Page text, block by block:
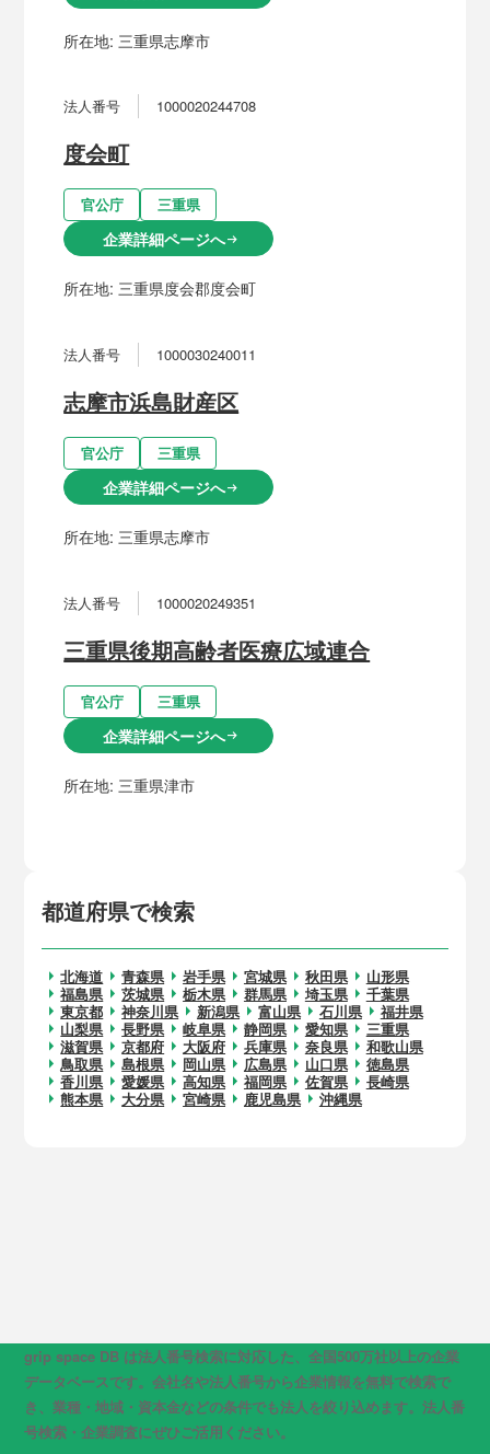
都道府県で検索
北海道 青森県 岩手県 宮城県 秋田県
山形県
福島県
茨城県 栃木県 群馬県 埼玉県
千葉県
東京都
神奈川県 新潟県 富山県 石川県
福井県
山梨県
長野県 岐阜県 静岡県 愛知県
三重県
滋賀県
京都府 大阪府 兵庫県 奈良県
和歌山県
鳥取県
島根県 岡山県 広島県 山口県
徳島県
香川県
愛媛県 高知県 福岡県 佐賀県
長崎県
熊本県
大分県 宮崎県 鹿児島県 沖縄県
所在地: 三重県志摩市
法人番号 1000020244708
度会町
官公庁 三重県
企業詳細ページへarrow_right_alt
所在地:三重県度会郡度会町
法人番号 1000030240011
志摩市浜島財産区
官公庁 三重県
企業詳細ページへarrow_right_alt
所在地:三重県志摩市
法人番号 1000020249351
三重県後期高齢者医療広域連合
官公庁 三重県
企業詳細ページへarrow_right_alt
所在地: 三重県津市
grip space DB は法人番号検索に対応した、全国500万社以上の企業
データベースです。会社名や法人番号から企業情報を無料で検索で
き、業種・地域・資本金などの条件でも法人を絞り込めます。法人番
号検索・企業調査にぜひご活用ください。